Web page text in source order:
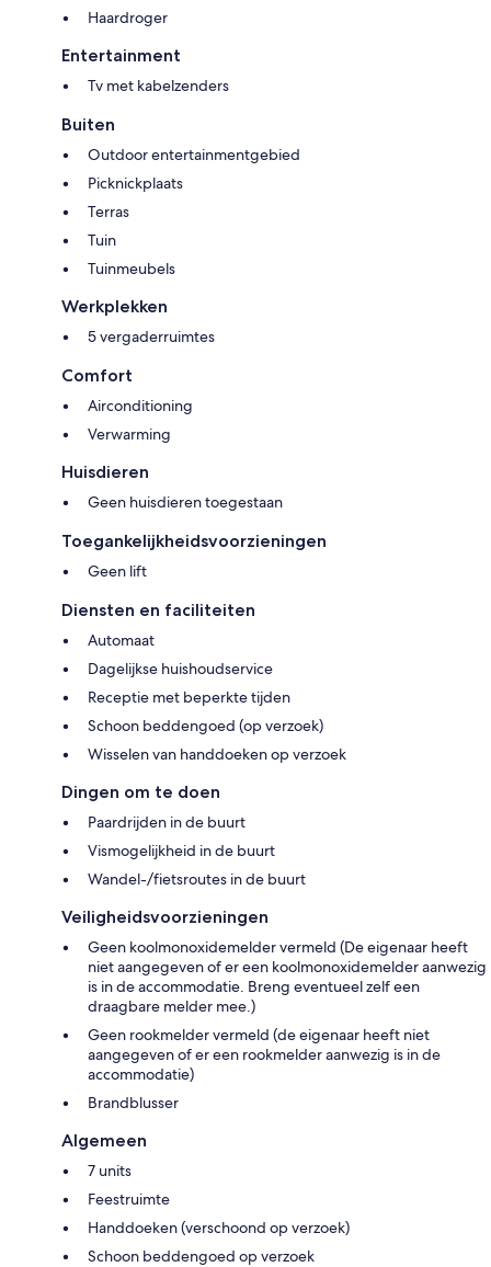
Haardroger
Entertainment
Tv met kabelzenders
Buiten
Outdoor entertainmentgebied
Picknickplaats
Terras
Tuin
Tuinmeubels
Werkplekken
5 vergaderruimtes
Comfort
Airconditioning
Verwarming
Huisdieren
Geen huisdieren toegestaan
Toegankelijkheidsvoorzieningen
Geen lift
Diensten en faciliteiten
Automaat
Dagelijkse huishoudservice
Receptie met beperkte tijden
Schoon beddengoed (op verzoek)
Wisselen van handdoeken op verzoek
Dingen om te doen
Paardrijden in de buurt
Vismogelijkheid in de buurt
Wandel-/fietsroutes in de buurt
Veiligheidsvoorzieningen
Geen koolmonoxidemelder vermeld (De eigenaar heeft
niet aangegeven of er een koolmonoxidemelder aanwezig
is in de accommodatie. Breng eventueel zelf een
draagbare melder mee.)
Geen rookmelder vermeld (de eigenaar heeft niet
aangegeven of er een rookmelder aanwezig is in de
accommodatie)
Brandblusser
Algemeen
7 units
Feestruimte
Handdoeken (verschoond op verzoek)
Schoon beddengoed op verzoek